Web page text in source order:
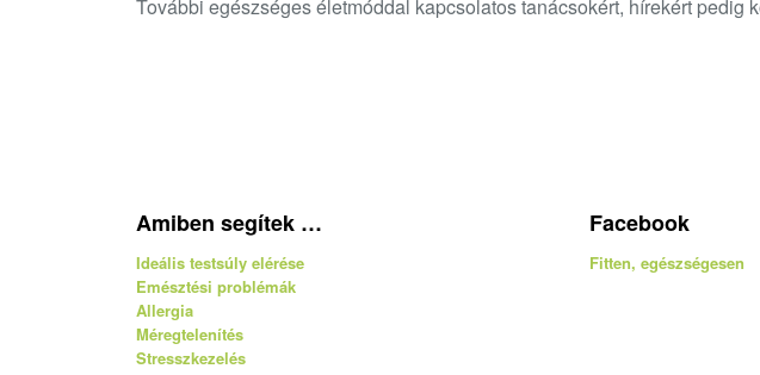
További egészséges életmóddal kapcsolatos tanácsokért, hírekért pedig
Amiben segítek …
Ideális testsúly elérése
Emésztési problémák
Allergia
Méregtelenítés
Stresszkezelés
Facebook
Fitten, egészségesen